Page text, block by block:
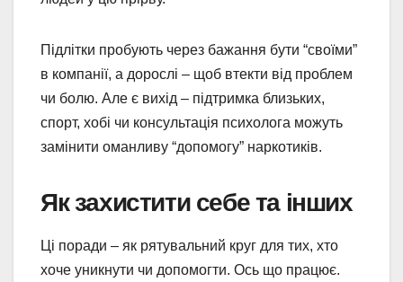
Підлітки пробують через бажання бути “своїми”
в компанії, а дорослі – щоб втекти від проблем
чи болю. Але є вихід – підтримка близьких,
спорт, хобі чи консультація психолога можуть
замінити оманливу “допомогу” наркотиків.
Як захистити себе та інших
Ці поради – як рятувальний круг для тих, хто
хоче уникнути чи допомогти. Ось що працює.